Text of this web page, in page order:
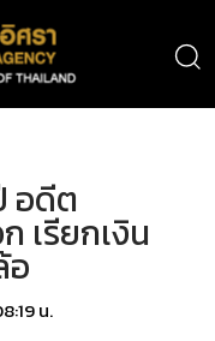
อดีต
เรียกเงิน
อ
น.